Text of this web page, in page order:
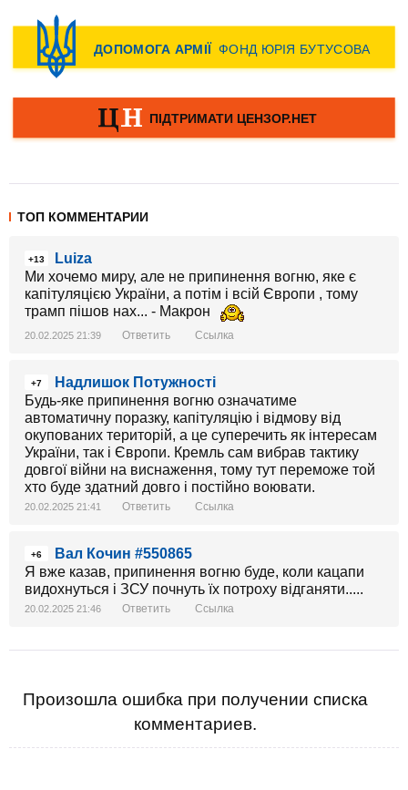
ТОП КОММЕНТАРИИ
+13
Luiza
Ми хочемо миру, але не припинення вогню, яке є
капітуляцією України, а потім і всій Європи , тому
трамп пішов нах... - Макрон
20.02.2025 21:39 Ответить Ссылка
+7
Надлишок Потужності
Будь-яке припинення вогню означатиме
автоматичну поразку, капітуляцію і відмову від
окупованих територій, а це суперечить як інтересам
України, так і Європи. Кремль сам вибрав тактику
довгої війни на виснаження, тому тут переможе той
хто буде здатний довго і постійно воювати.
20.02.2025 21:41 Ответить Ссылка
+6
Вал Кочин #550865
Я вже казав, припинення вогню буде, коли кацапи
видохнуться і ЗСУ почнуть їх потроху відганяти.....
20.02.2025 21:46 Ответить Ссылка
Произошла ошибка при получении списка
комментариев.